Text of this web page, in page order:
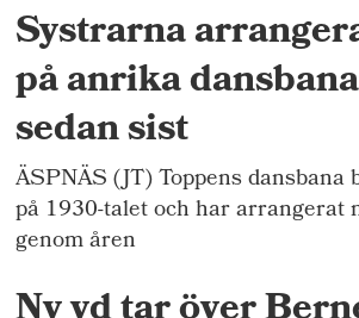
Systrarna
på anrika
sedan sist
ÄSPNÄS (JT) Toppens dansbana
på 1930-talet och har arrangerat
genom åren